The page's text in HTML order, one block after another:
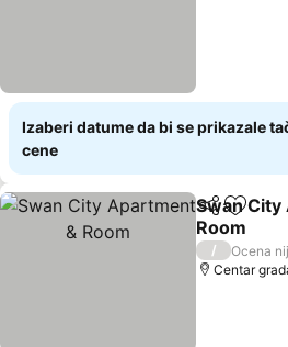
Izaberi datume da bi se prikazale
cene
Deli
Swan
Room
Pogledaj
/
Ocena
Centar